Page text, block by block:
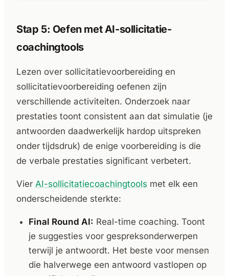
Stap 5: Oefen met AI-sollicitatie-
coachingtools
Lezen over sollicitatievoorbereiding en
sollicitatievoorbereiding oefenen zijn
verschillende activiteiten. Onderzoek naar
prestaties toont consistent aan dat simulatie (je
antwoorden daadwerkelijk hardop uitspreken
onder tijdsdruk) de enige voorbereiding is die
de verbale prestaties significant verbetert.
Vier AI-sollicitatiecoachingtools met elk een
onderscheidende sterkte:
Final Round AI: Real-time coaching. Toont
je suggesties voor gespreksonderwerpen
terwijl je antwoordt. Het beste voor mensen
die halverwege een antwoord vastlopen op